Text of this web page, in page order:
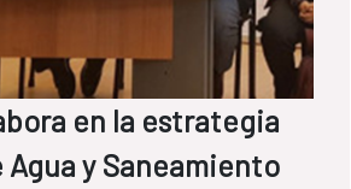
en la estrategia
Agua y Saneamiento